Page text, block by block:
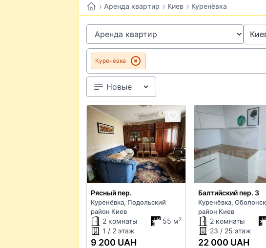
› Аренда квартир › Киев › Куренёвка
Куренёвка
Рясный пер.
Куренёвка, Подольский
район Киев
2 комнаты 55 м2
1 / 2 этаж
9 200 UAH
Балтийский пер. 3
Куренёвка,
район Киев
2 комнаты
23 / 25 этаж
22 000 UAH